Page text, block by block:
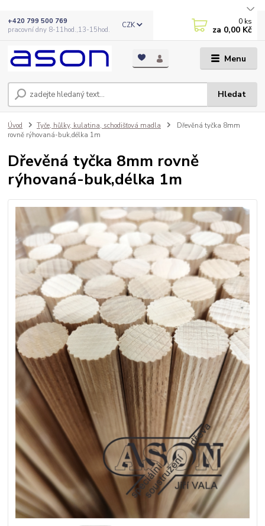
Menu
CZK
Hledat
+420 799 500 769
pracovní dny 8-11hod.,13-15hod.
0 ks
za 0,00 Kč
Úvod Tyče, hůlky, kulatina, schodišťová madla
Dřevěná tyčka 8mm
rovně rýhovaná-buk,délka 1m
Dřevěná tyčka 8mm rovně
rýhovaná-buk,délka 1m